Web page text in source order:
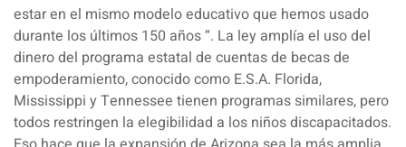
estar en el mismo modelo educativo que hemos usado
durante los últimos 150 años “. La ley amplía el uso del
dinero del programa estatal de cuentas de becas de
empoderamiento, conocido como E.S.A. Florida,
Mississippi y Tennessee tienen programas similares, pero
todos restringen la elegibilidad a los niños discapacitados.